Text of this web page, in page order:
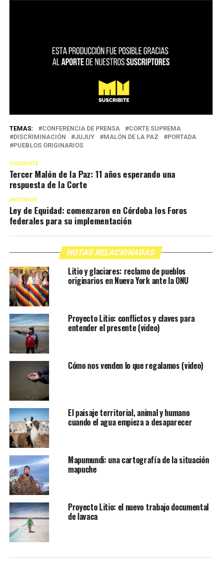
TEMAS: CONFERENCIA DE PRENSA
CORTE SUPREMA
DISCRIMINACIÓN
JUJUY MALÓN DE LA PAZ
PORTADA
PUEBLOS ORIGINARIOS
SIGUIENTE
Tercer Malón de la Paz: 11 años esperando una
respuesta de la Corte
ANTERIOR
Ley de Equidad: comenzaron en Córdoba los Foros
federales para su implementación
NOTAS RELACIONADAS
Litio y glaciares: reclamo de pueblos
originarios en Nueva York ante la ONU
Proyecto Litio: conflictos y claves para
entender el presente (video)
Cómo nos venden lo que regalamos (video)
El paisaje territorial, animal y humano
cuando el agua empieza a desaparecer
Mapumundi: una cartografía de la situación
mapuche
Proyecto Litio: el nuevo trabajo documental
de lavaca